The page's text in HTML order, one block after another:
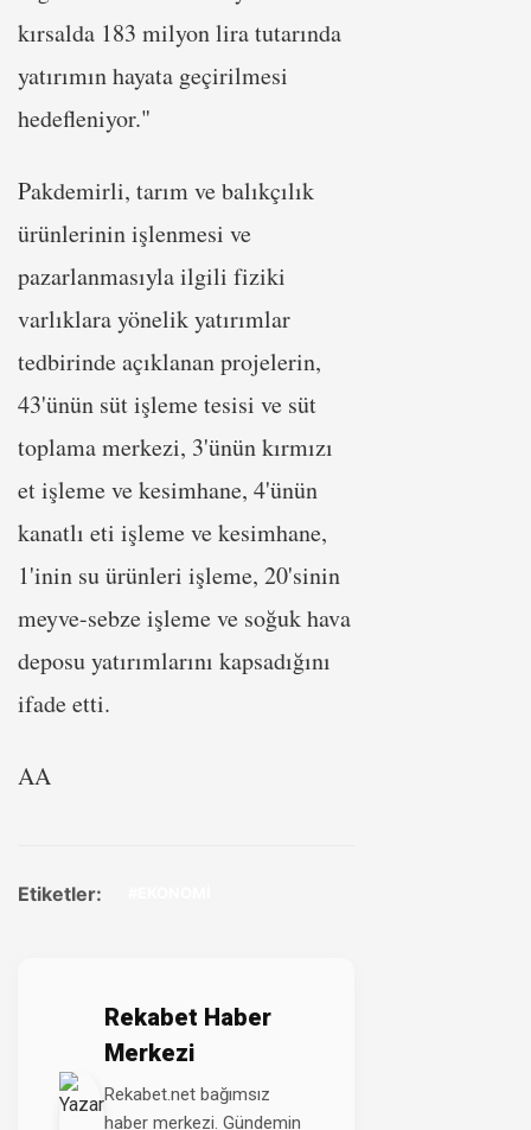
kırsalda 183 milyon lira tutarında
yatırımın hayata geçirilmesi
hedefleniyor."
Pakdemirli, tarım ve balıkçılık
ürünlerinin işlenmesi ve
pazarlanmasıyla ilgili fiziki
varlıklara yönelik yatırımlar
tedbirinde açıklanan projelerin,
43'ünün süt işleme tesisi ve süt
toplama merkezi, 3'ünün kırmızı
et işleme ve kesimhane, 4'ünün
kanatlı eti işleme ve kesimhane,
1'inin su ürünleri işleme, 20'sinin
meyve-sebze işleme ve soğuk hava
deposu yatırımlarını kapsadığını
ifade etti.
AA
Etiketler:
Rekabet Haber
Merkezi
Rekabet.net bağımsız
haber merkezi. Gündemin